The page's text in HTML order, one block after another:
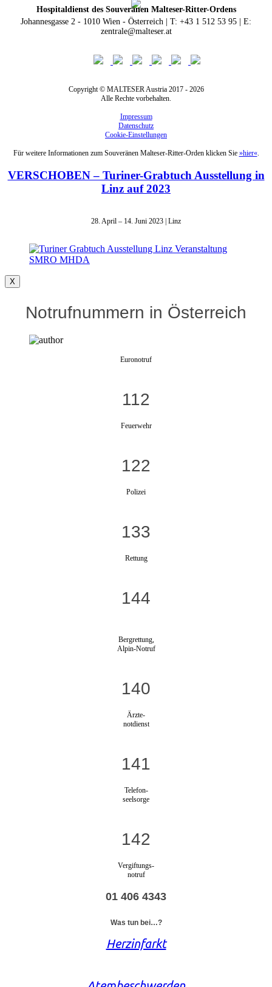
Hospitaldienst des Souveränen Malteser-Ritter-Ordens
Johannesgasse 2 - 1010 Wien - Österreich | T: +43 1 512 53 95 | E:
zentrale@malteser.at
Copyright © MALTESER Austria 2017 - 2026
Alle Rechte vorbehalten.
Impressum
Datenschutz
Cookie-Einstellungen
Für weitere Informationen zum Souveränen Malteser-Ritter-Orden klicken Sie »hier«.
VERSCHOBEN – Turiner-Grabtuch Ausstellung in
Linz auf 2023
28. April – 14. Juni 2023 | Linz
X
Notrufnummern in Österreich
Euronotruf
112
Feuerwehr
122
Polizei
133
Rettung
144
Bergrettung,
Alpin-Notruf
140
Ärzte-
notdienst
141
Telefon-
seelsorge
142
Vergiftungs-
notruf
01 406 4343
Was tun bei…?
Herzinfarkt